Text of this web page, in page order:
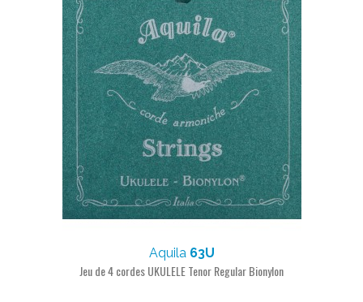
Aquila 63U
Jeu de 4 cordes UKULELE Tenor Regular Bionylon